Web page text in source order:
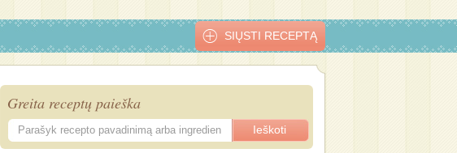
SIŲSTI RECEPTĄ
Greita receptų paieška